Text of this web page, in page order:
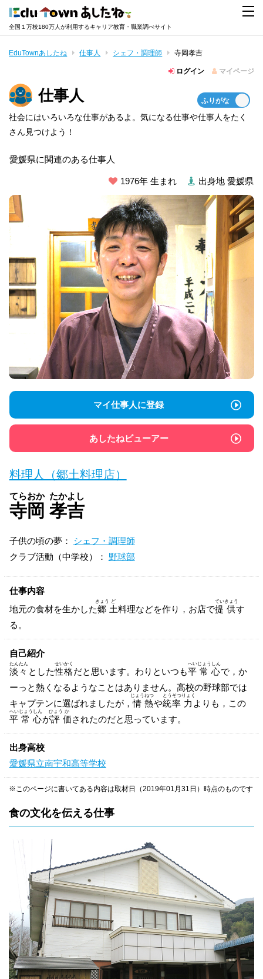
全国１万校180万人が利用するキャリア教育・職業調べサイト
EduTownあしたね 仕事人 シェフ・調理師 寺岡孝吉
ログイン マイページ
仕事人
社会にはいろいろな仕事があるよ。気になる仕事や仕事人をたく
さん見つけよう！
愛媛県に関連のある仕事人
1976年 生まれ 出身地 愛媛県
マイ仕事人に登録
あしたねビューアー
料理人（郷土料理店）
寺岡
てらおか
孝吉
たかよし
子供の頃の夢： シェフ・調理師
クラブ活動（中学校）： 野球部
仕事内容
地元の食材を生かした郷
きょう
土
ど
料理などを作り，お店で提
てい
供
きょう
す
る。
自己紹介
淡
たん
々
たん
とした性
せい
格
かく
だと思います。わりといつも平
へい
常
じょう
心
しん
で，か
ーっと熱くなるようなことはありません。高校の野球部では
キャプテンに選ばれましたが，情
じょう
熱
ねつ
や統
とう
率
そつ
力
りょく
よりも，この
平
へい
常
じょう
心
しん
が評
ひょう
価
か
されたのだと思っています。
出身高校
愛媛県立南宇和高等学校
※このページに書いてある内容は取材日（2019年01月31日）時点のものです
食の文化を伝える仕事